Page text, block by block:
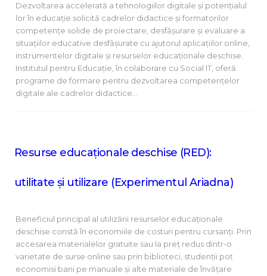
Dezvoltarea accelerată a tehnologiilor digitale și potențialul
lor în educație solicită cadrelor didactice și formatorilor
competențe solide de proiectare, desfășurare și evaluare a
situațiilor educative desfășurate cu ajutorul aplicațiilor online,
instrumentelor digitale și resurselor educaționale deschise.
Institutul pentru Educație, în colaborare cu Social IT, oferă
programe de formare pentru dezvoltarea competențelor
digitale ale cadrelor didactice…
Resurse educaționale deschise (RED):
utilitate și utilizare (Experimentul Ariadna)
Beneficiul principal al utilizării resurselor educaționale
deschise constă în economiile de costuri pentru cursanți. Prin
accesarea materialelor gratuite sau la preț redus dintr-o
varietate de surse online sau prin biblioteci, studenții pot
economisi bani pe manuale și alte materiale de învățare